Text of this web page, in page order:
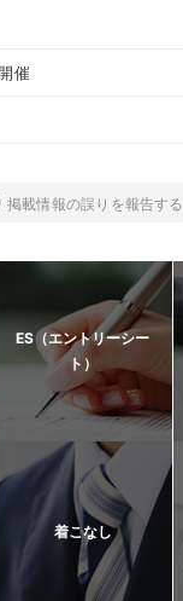
催
掲載情報の誤りを報告する
ES（エントリーシー
ト）
着こなし